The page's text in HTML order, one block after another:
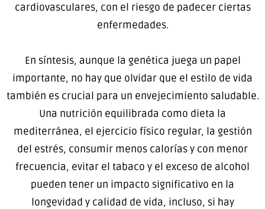
cardiovasculares, con el riesgo de padecer ciertas
enfermedades.
En síntesis, aunque la genética juega un papel
importante, no hay que olvidar que el estilo de vida
también es crucial para un envejecimiento saludable.
Una nutrición equilibrada como dieta la
mediterránea, el ejercicio físico regular, la gestión
del estrés, consumir menos calorías y con menor
frecuencia, evitar el tabaco y el exceso de alcohol
pueden tener un impacto significativo en la
longevidad y calidad de vida, incluso, si hay